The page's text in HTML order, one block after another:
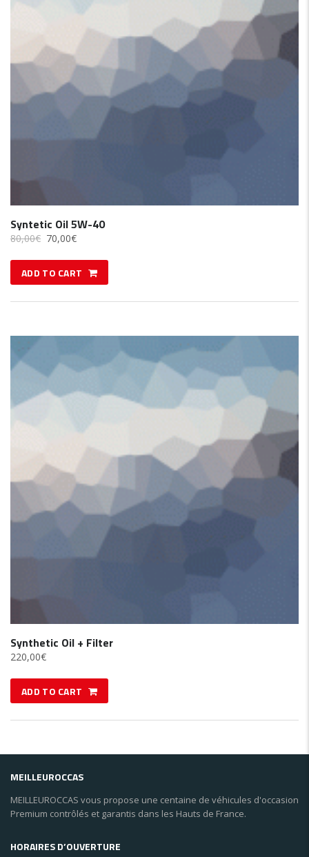
Syntetic Oil 5W-40
80,00€ 70,00€
ADD TO CART
Synthetic Oil + Filter
220,00€
ADD TO CART
MEILLEUROCCAS
MEILLEUROCCAS vous propose une centaine de véhicules d'occasion
Premium contrôlés et garantis dans les Hauts de France.
HORAIRES D’OUVERTURE